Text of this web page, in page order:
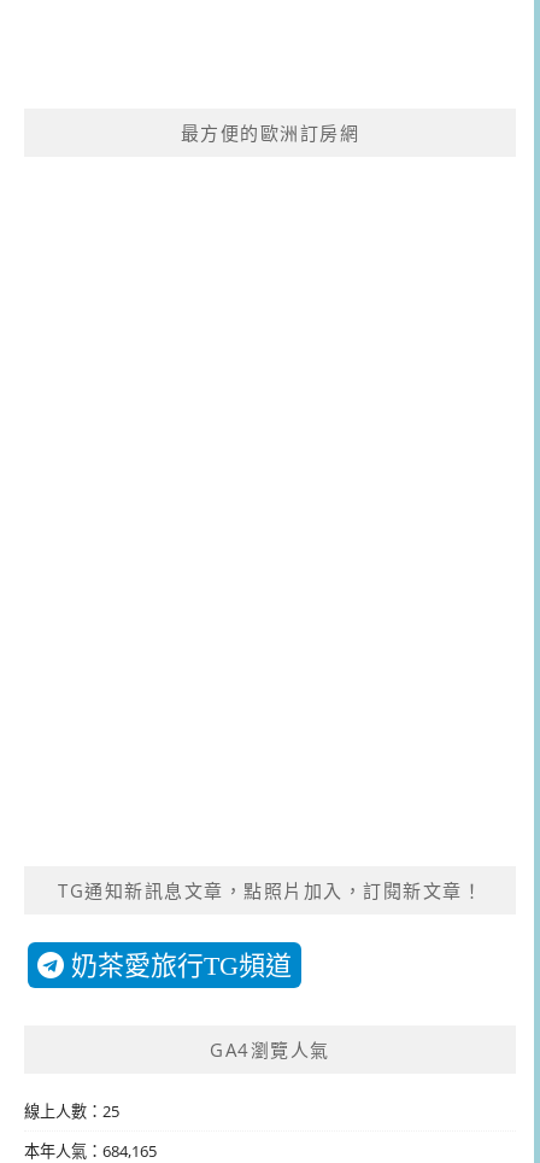
最方便的歐洲訂房網
TG通知新訊息文章，點照片加入，訂閱新文章！
奶茶愛旅行TG頻道
GA4瀏覽人氣
線上人數：25
本年人氣：684,165